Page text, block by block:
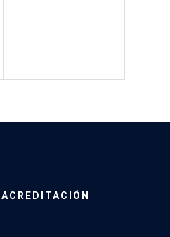
ACREDITACIÓN